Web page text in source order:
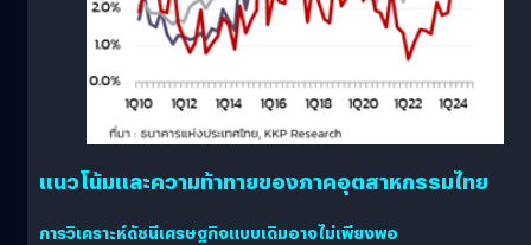
แนวโน้มและความท้าทายของภาคอุตสาหกรรมไทย
การวิเคราะห์ดัชนีเศรษฐกิจแบบเดิมอาจไม่เพียงพอ